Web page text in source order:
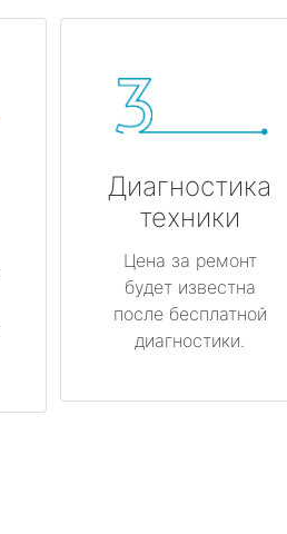
Диагностика
техники
Цена за ремонт
будет известна
после бесплатной
диагностики.